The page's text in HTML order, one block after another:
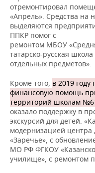
отремонтировал
«Апрель». Средства на
выделяются
ППКР помог с
ремонтом МБОУ
татарско-русская
отдельных предметов».
Кроме того, в 2019
финансовую помощь
территорий школам
оказало поддержку в
экскурсий для детей.
модернизацией центра
«Заречье», с
МО РФ ФГКОУ
училище», с ремонтом